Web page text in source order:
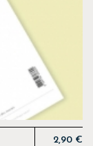
Prix
2,90 €